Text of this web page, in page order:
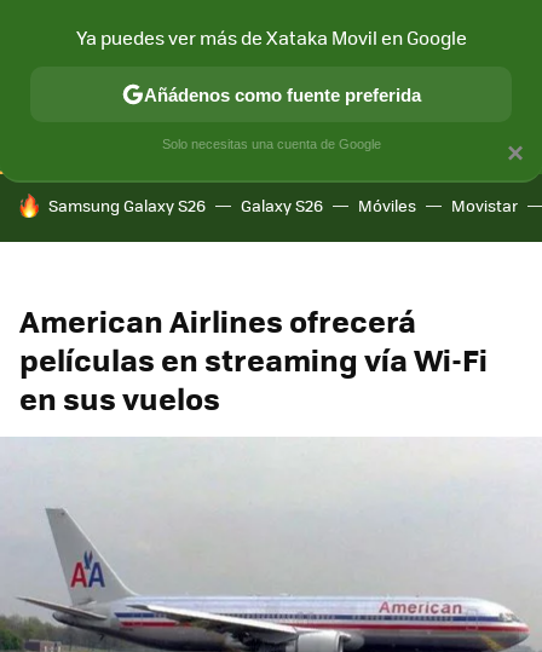
CONECTIVIDAD MÓVIL Y SOCIEDAD APLICACIONES
HOY SE HABLA DE
Samsung Galaxy S26 Galaxy S26 Móviles Movistar
American Airlines ofrecerá
películas en streaming vía Wi-Fi
en sus vuelos
×
Ya puedes ver más de Xataka Movil en Google
Añádenos como fuente preferida
Solo necesitas una cuenta de Google